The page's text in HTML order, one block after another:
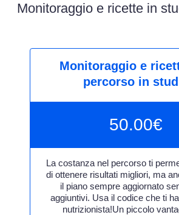
Monitoraggio e ricette in
Monitoraggio e
percorso in
50.00€
La costanza nel percorso ti
di ottenere risultati migliori, ma
il piano sempre aggiornato
aggiuntivi. Usa il codice che ti
nutrizionista!Un piccolo